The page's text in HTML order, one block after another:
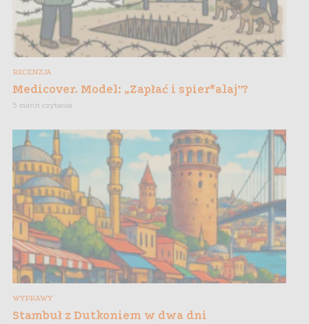
RECENZJA
Medicover. Model: „Zapłać i spier*alaj”?
5 minut czytania
WYPRAWY
Stambuł z Dutkoniem w dwa dni